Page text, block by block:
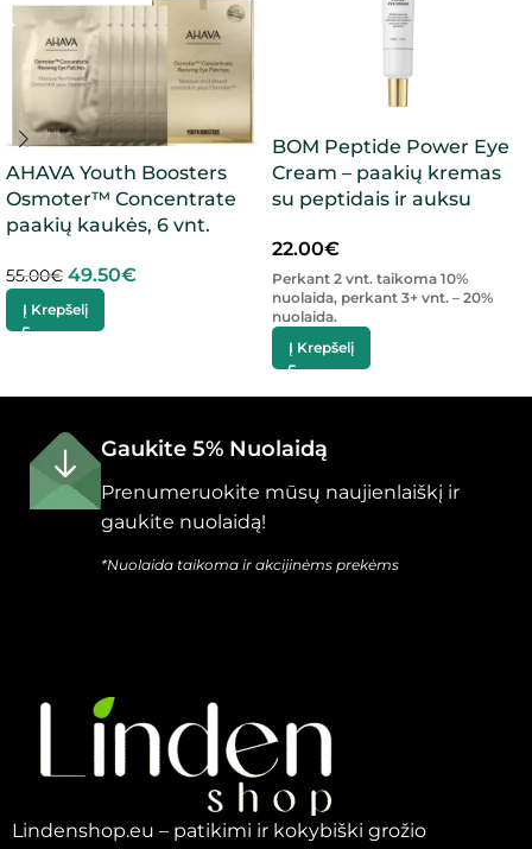
AHAVA Youth Boosters
Osmoter™ Concentrate
paakių kaukės, 6 vnt.
55.00€ 49.50€
Į Krepšelį
BOM Peptide Power Eye
Cream – paakių kremas
su peptidais ir auksu
22.00€
Perkant 2 vnt. taikoma 10%
nuolaida, perkant 3+ vnt. – 20%
nuolaida.
Į Krepšelį
Gaukite 5% Nuolaidą
Prenumeruokite mūsų naujienlaiškį ir
gaukite nuolaidą!
*Nuolaida taikoma ir akcijinėms prekėms
Lindenshop.eu – patikimi ir kokybiški grožio